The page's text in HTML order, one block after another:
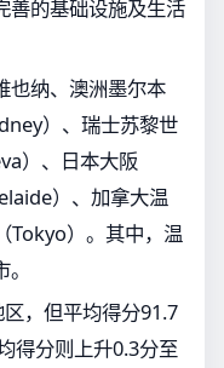
善的基础设施及生活
也纳、澳洲墨尔本
）、瑞士苏黎世
）、日本大阪
）、加拿大温
Tokyo）。其中，温
，但平均得分91.7
得分则上升0.3分至